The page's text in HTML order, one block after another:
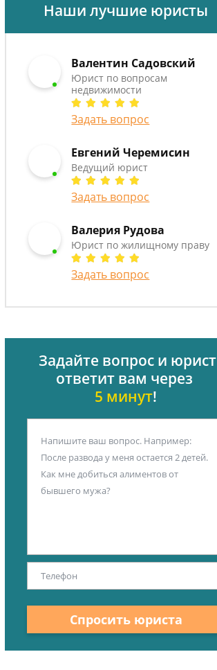
Наши лучшие юристы
Валентин Садовский
Юрист по вопросам
недвижимости
Задать вопрос
Евгений Черемисин
Ведущий юрист
Задать вопрос
Валерия Рудова
Юрист по жилищному праву
Задать вопрос
Задайте вопрос и юрист
ответит вам через
5 минут!
Спросить юриста